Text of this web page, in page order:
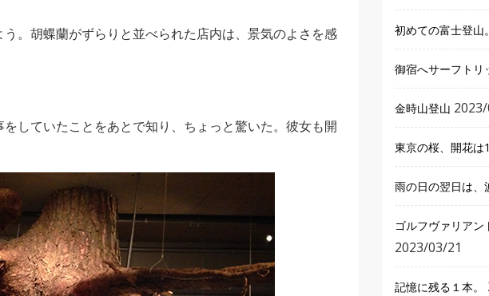
。胡蝶蘭がずらりと並べられた店内は、景気のよさを感
していたことをあとで知り、ちょっと驚いた。彼女も開
初めての富士登山。
御宿へサーフトリ
金時山登山
東京の桜、開花は
雨の日の翌日は、
ゴルフヴァリアン
2023/03/21
記憶に残る１本。